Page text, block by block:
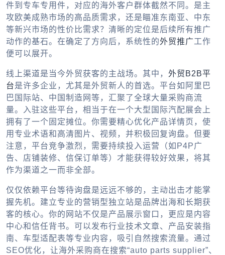
件到专车专用件，对应的海外客户群体截然不同。是主
攻欧美成熟市场的高品质需求，还是瞄准东南亚、中东
等新兴市场的性价比需求？清晰的定位是后续所有推广
动作的基石。在确定了方向后，系统性的外贸推广工作
便可以展开。
线上渠道是当今外贸获客的主战场。其中， 外贸B2B平
台是许多企业，尤其是外贸新人的首选。平台如阿里巴
巴国际站、中国制造网等，汇聚了全球大量采购商流
量。入驻这些平台，相当于在一个大型国际汽配展会上
拥有了一个固定摊位。你需要精心优化产品详情页，使
用专业术语和高清图片、视频，并积极回复询盘。但要
注意，平台竞争激烈，需要持续投入运营（如P4P广
告、店铺装修、信保订单等）才能获得较好效果，将其
作为渠道之一而非全部。
仅仅依赖平台等待询盘是远远不够的，主动出击才能掌
握先机。建立专业的营销型独立站是品牌出海和长期获
客的核心。你的网站不仅是产品展示窗口，更应是内容
中心和信任背书。可以发布行业技术文章、产品安装指
南、车型适配表等专业内容，吸引自然搜索流量。通过
SEO优化，让海外采购商在搜索“auto parts supplier”、